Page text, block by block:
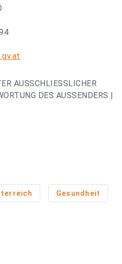
AUSSCHLIESSLICHER
DES AUSSENDERS |
Gesundheit